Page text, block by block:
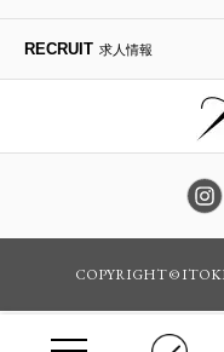
RECRUIT 求人情報
COPYRIGHT ©